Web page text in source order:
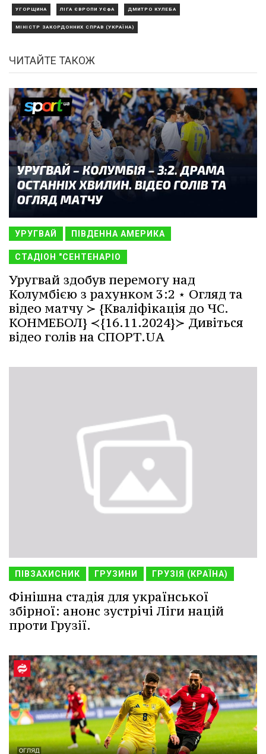
УГОРЩИНА ЛІГА ЄВРОПИ УЄФА ДМИТРО КУЛЕБА
МІНІСТР ЗАКОРДОННИХ СПРАВ (УКРАЇНА)
ЧИТАЙТЕ ТАКОЖ
УРУГВАЙ ПІВДЕННА АМЕРИКА
СТАДІОН "СЕНТЕНАРІО
Уругвай здобув перемогу над
Колумбією з рахунком 3:2 ⋆ Огляд та
відео матчу ≻ {Кваліфікація до ЧС.
КОНМЕБОЛ} ≺{16.11.2024}≻ Дивіться
відео голів на СПОРТ.UA
ПІВЗАХИСНИК ГРУЗИНИ ГРУЗІЯ (КРАЇНА)
Фінішна стадія для української
збірної: анонс зустрічі Ліги націй
проти Грузії.